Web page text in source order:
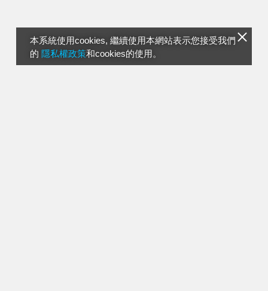
本系統使用cookies, 繼續使用本網站表示您接受我們
的 隱私權政策和cookies的使用。